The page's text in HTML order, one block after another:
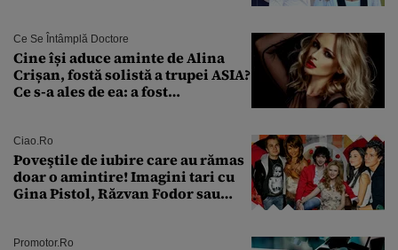
Ce Se Întâmplă Doctore
Cine își aduce aminte de Alina
Crișan, fostă solistă a trupei ASIA?
Ce s-a ales de ea: a fost
Ciao.ro
Poveştile de iubire care au rămas
doar o amintire! Imagini tari cu
Gina Pistol, Răzvan Fodor sau
Promotor.ro